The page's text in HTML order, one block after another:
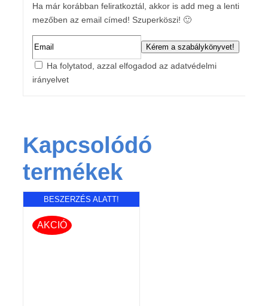
Ha már korábban feliratkoztál, akkor is add meg a lenti
mezőben az email címed! Szuperköszi! 🙂
Ha folytatod, azzal elfogadod az adatvédelmi
irányelvet
Kapcsolódó
termékek
BESZERZÉS ALATT!
AKCIÓ